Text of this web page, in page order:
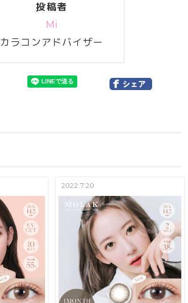
投稿者
Mi
カラコンアドバイザー
2022.7.20